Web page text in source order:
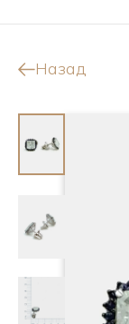
Назад